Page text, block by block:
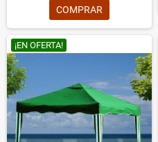
COMPRAR
¡EN OFERTA!